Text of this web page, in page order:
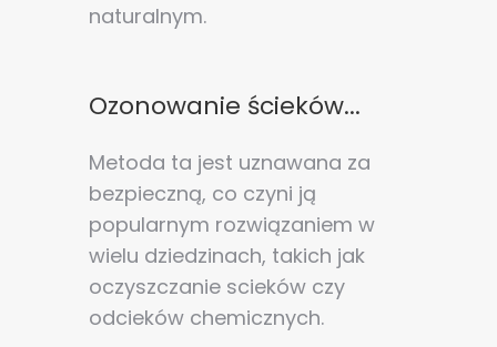
naturalnym.
Ozonowanie ścieków...
Metoda ta jest uznawana za
bezpieczną, co czyni ją
popularnym rozwiązaniem w
wielu dziedzinach, takich jak
oczyszczanie scieków czy
odcieków chemicznych.